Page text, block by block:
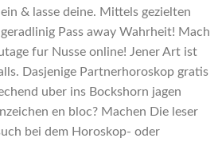
& lasse deine. Mittels gezielten
Pass away Wahrheit! Mach
fur Nusse online! Jener Art ist
Dasjenige Partnerhoroskop gratis
uber ins Bockshorn jagen
en bloc? Machen Die leser
bei dem Horoskop- oder